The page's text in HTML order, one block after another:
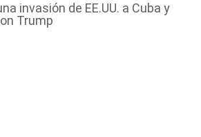
invasión de EE.UU. a Cuba y
Trump